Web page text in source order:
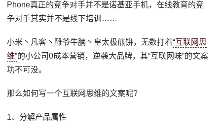
Phone真正的竞争对手并不是诺基亚手机，在线教育的竞
争对手其实并不是线下培训……
小米丶凡客丶雕爷牛腩丶皇太极煎饼，无数打着“互联网思
维”的小公司0成本营销，逆袭大品牌，其“互联网味”的文案
功不可没。
那么如何写一个互联网思维的文案呢?
1、分解产品属性